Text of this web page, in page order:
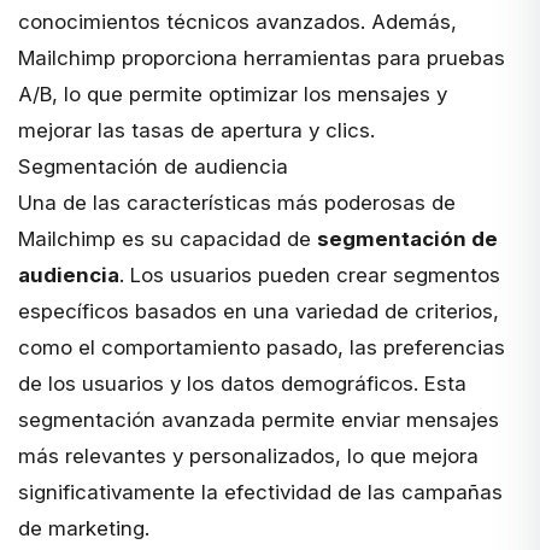
conocimientos técnicos avanzados. Además,
Mailchimp proporciona herramientas para pruebas
A/B, lo que permite optimizar los mensajes y
mejorar las tasas de apertura y clics.
Segmentación de audiencia
Una de las características más poderosas de
Mailchimp es su capacidad de segmentación de
audiencia. Los usuarios pueden crear segmentos
específicos basados en una variedad de criterios,
como el comportamiento pasado, las preferencias
de los usuarios y los datos demográficos. Esta
segmentación avanzada permite enviar mensajes
más relevantes y personalizados, lo que mejora
significativamente la efectividad de las campañas
de marketing.